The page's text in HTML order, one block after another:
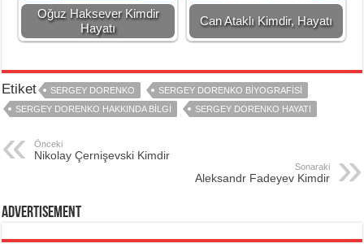
Oğuz Haksever Kimdir
Hayatı
Can Ataklı Kimdir, Hayatı
Etiket SERGEY DORENKO
SERGEY DORENKO BIYOGRAFISI
SERGEY DORENKO HAKKINDA BILGI
SERGEY DORENKO HAYATI
Önceki
Nikolay Çernişevski Kimdir
Sonaraki
Aleksandr Fadeyev Kimdir
Advertisement